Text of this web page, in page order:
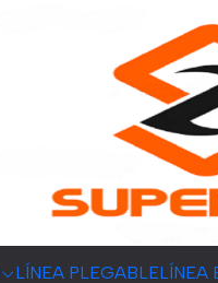
LÍNEA PLEGABLELÍNEA